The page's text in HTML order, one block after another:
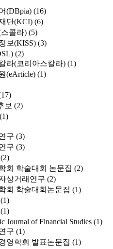
(DBpia) (16)
단(KCI) (6)
콜라) (5)
보(KISS) (3)
(2)
라(코리아스칼라) (1)
(eArticle) (1)
보 (2)
(1)
구 (3)
구 (3)
(2)
회 학술대회 논문집 (2)
상거래연구 (2)
회 학술대회논문집 (1)
(1)
(1)
Journal of Financial Studies (1)
구 (1)
영학회 발표논문집 (1)